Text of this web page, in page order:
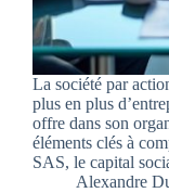
La société par
plus en plus
offre dans son
éléments clés à
SAS, le capital
Alexandre